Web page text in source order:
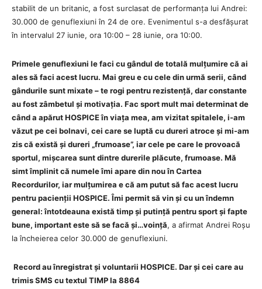
stabilit de un britanic, a fost surclasat de performanța lui Andrei:
30.000 de genuflexiuni în 24 de ore. Evenimentul s-a desfășurat
în intervalul 27 iunie, ora 10:00 – 28 iunie, ora 10:00.
Primele genuflexiuni le faci cu gândul de totală mulțumire că ai
ales să faci acest lucru. Mai greu e cu cele din urmă serii, când
gândurile sunt mixate – te rogi pentru rezistență, dar constante
au fost zâmbetul și motivația. Fac sport mult mai determinat de
când a apărut HOSPICE în viața mea, am vizitat spitalele, i-am
văzut pe cei bolnavi, cei care se luptă cu dureri atroce și mi-am
zis că există și dureri „frumoase”, iar cele pe care le provoacă
sportul, mișcarea sunt dintre durerile plăcute, frumoase. Mă
simt împlinit că numele îmi apare din nou în Cartea
Recordurilor, iar mulțumirea e că am putut să fac acest lucru
pentru pacienții HOSPICE. Îmi permit să vin și cu un îndemn
general: întotdeauna există timp și putință pentru sport și fapte
bune, important este să se facă și…voință, a afirmat Andrei Roșu
la încheierea celor 30.000 de genuflexiuni.
Record au înregistrat și voluntarii HOSPICE. Dar și cei care au
trimis SMS cu textul TIMP la 8864